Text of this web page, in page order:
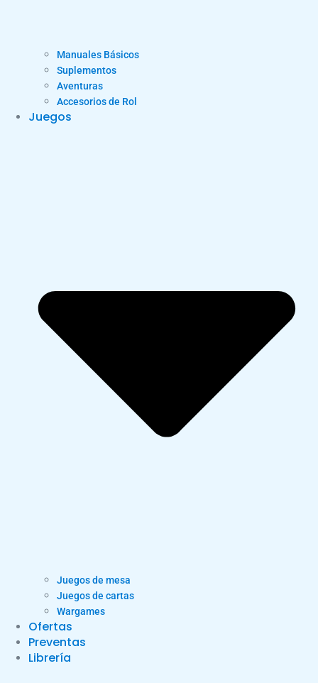
Manuales Básicos
Suplementos
Aventuras
Accesorios de Rol
Juegos
Juegos de mesa
Juegos de cartas
Wargames
Ofertas
Preventas
Librería